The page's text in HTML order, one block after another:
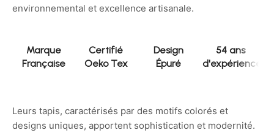
environnemental et excellence artisanale.
Marque
Française
Certifié
Oeko Tex
Design
Épuré
54 ans
d'expérience
Leurs tapis, caractérisés par des motifs colorés et
designs uniques, apportent sophistication et modernité.